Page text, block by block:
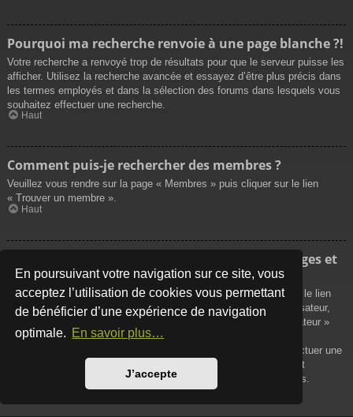
En poursuivant votre navigation sur ce site, vous
acceptez l’utilisation de cookies vous permettant
de bénéficier d’une expérience de navigation
optimale. En savoir plus…
J’accepte
Pourquoi ma recherche renvoie à une page blanche ?!
Votre recherche a renvoyé trop de résultats pour que le serveur puisse les
afficher. Utilisez la recherche avancée et essayez d’être plus précis dans
les termes employés et dans la sélection des forums dans lesquels vous
souhaitez effectuer une recherche.
Haut
Comment puis-je rechercher des membres ?
Veuillez vous rendre sur la page « Membres » puis cliquer sur le lien
« Trouver un membre ».
Haut
Comment puis-je retrouver mes propres messages et
sujets ?
Vos propres messages peuvent être affichés soit en cliquant sur le lien
« Afficher vos messages » dans le panneau de contrôle de l’utilisateur,
soit en cliquant sur le lien « Rechercher les messages de l’utilisateur »
sur la page de votre propre profil ou soit en cliquant sur le menu
« Raccourcis » situé sur la partie supérieure du forum. Pour effectuer une
recherche de vos propres sujets, utilisez la recherche avancée et
remplissez convenablement les options qui vous sont disponibles.